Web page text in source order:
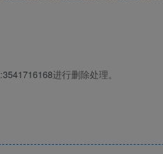
:3541716168进行删除处理。